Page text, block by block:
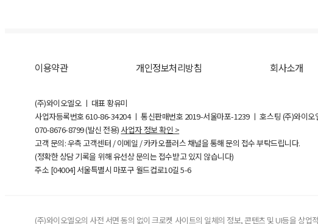
이용약관 개인정보처리방침 회사소개
(주)와이오엘오 ㅣ 대표 황유미
사업자등록번호610-86-34204ㅣ 통신판매번호 2019-서울마포-1239 ㅣ 호스팅 (주)와이오
070-8676-8799 (발신 전용) 사업자 정보 확인 >
고객 문의: 우측 고객센터 / 이메일 / 카카오플러스 채널을 통해 문의 접수 부탁드립니다.
(정확한 상담 기록을 위해 유선상 문의는 접수받고 있지 않습니다)
주소 [04004] 서울특별시 마포구 월드컵로10길5-6
(주)와이오엘오의 사전 서면 동의 없이 크로켓 사이트의 일체의 정보, 콘텐츠 및 UI등을 상